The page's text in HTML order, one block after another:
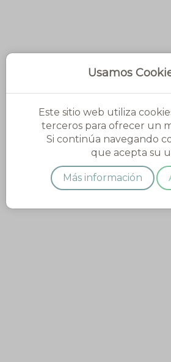
Usamos
Este sitio web utiliza
terceros para ofrecer un
Si continúa navegando
que acepta su
Más información